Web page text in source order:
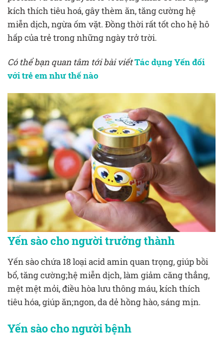
kích thích tiêu hoá, gây thèm ăn, tăng cường hệ
miễn dịch, ngừa ốm vặt. Đồng thời rất tốt cho hệ hô
hấp của trẻ trong những ngày trở trời.
Có thể bạn quan tâm tới bài viếtTác dụng Yến đối
với trẻ em như thế nào
Yến sào cho người trưởng thành
Yến sào chứa 18 loại acid amin quan trọng, giúp bồi
bổ, tăng cường;hệ miễn dịch, làm giảm căng thẳng,
mệt mệt mỏi, điều hòa lưu thông máu, kích thích
tiêu hóa, giúp ăn;ngon, da dẻ hồng hào, sáng mịn.
Yến sào cho người bệnh